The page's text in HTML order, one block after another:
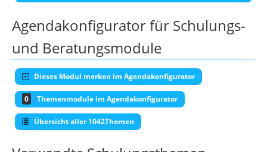
Agendakonfigurator für Schulungs-
und Beratungsmodule
Dieses Modul merken im Agendakonfigurator
0 Themenmodule im Agendakonfigurator
Übersicht aller 1042Themen